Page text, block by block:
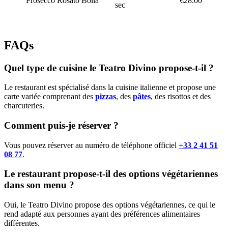
sec
FAQs
Quel type de cuisine le Teatro Divino propose-t-il ?
Le restaurant est spécialisé dans la cuisine italienne et propose une
carte variée comprenant des pizzas, des pâtes, des risottos et des
charcuteries.
Comment puis-je réserver ?
Vous pouvez réserver au numéro de téléphone officiel +33 2 41 51
08 77.
Le restaurant propose-t-il des options végétariennes
dans son menu ?
Oui, le Teatro Divino propose des options végétariennes, ce qui le
rend adapté aux personnes ayant des préférences alimentaires
différentes.